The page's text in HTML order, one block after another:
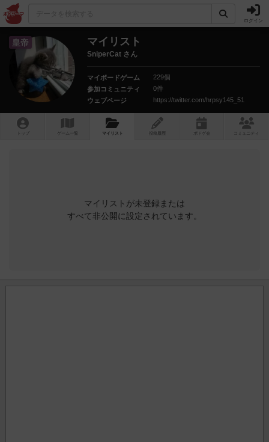
ログイン
皇帝 マイリスト
SniperCat さん
マイボードゲーム
229個
参加コミュニティ
0件
ウェブページ
https://twitter.com/hrpsy145_51
トップ ゲーム一覧 マイリスト 投稿履歴 ボ ドゲ コミュニティ
マイリストが未登録または
すべて非公開に設定されています。